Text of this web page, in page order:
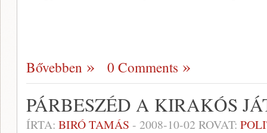
Bővebben 0 Comments
PÁRBESZÉD A KIRAKÓS
ÍRTA: BIRÓ TAMÁS - 2008-10-02 ROVAT: